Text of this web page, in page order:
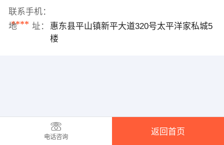
联系手机：
****
地 址：
惠东县平山镇新平大道320号太平洋家私城5
楼
电话咨询
返回首页